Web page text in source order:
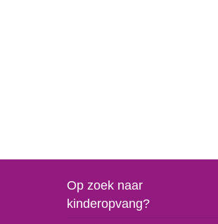
Op zoek naar
kinderopvang?